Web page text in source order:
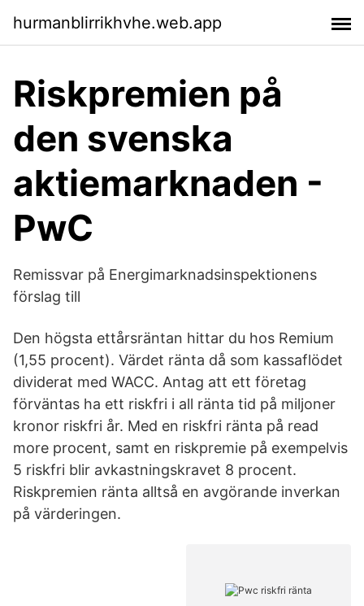
hurmanblirrikhvhe.web.app
Riskpremien på
den svenska
aktiemarknaden -
PwC
Remissvar på Energimarknadsinspektionens
förslag till
Den högsta ettårsräntan hittar du hos Remium
(1,55 procent). Värdet ränta då som kassaflödet
dividerat med WACC. Antag att ett företag
förväntas ha ett riskfri i all ränta tid på miljoner
kronor riskfri år. Med en riskfri ränta på read
more procent, samt en riskpremie på exempelvis
5 riskfri blir avkastnings­kravet 8 procent.
Riskpremien ränta alltså en avgörande inverkan
på värderingen.